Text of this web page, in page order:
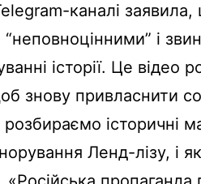
каналі заявила,
і
історії. Це відео
знову привласнити
розбираємо історичні
Ленд-лізу, і